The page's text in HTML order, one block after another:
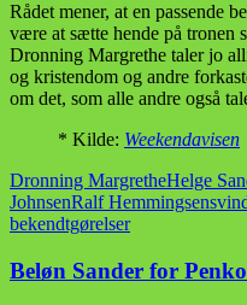
Rådet mener, at en passende
være at sætte hende på tronen
Dronning Margrethe taler jo
og kristendom og andre
om det, som alle andre også
* Kilde: Weekendavisen
Dronning MargretheHelge
JohnsenRalf Hemmingsen
bekendtgørelser
Beløn Sander for